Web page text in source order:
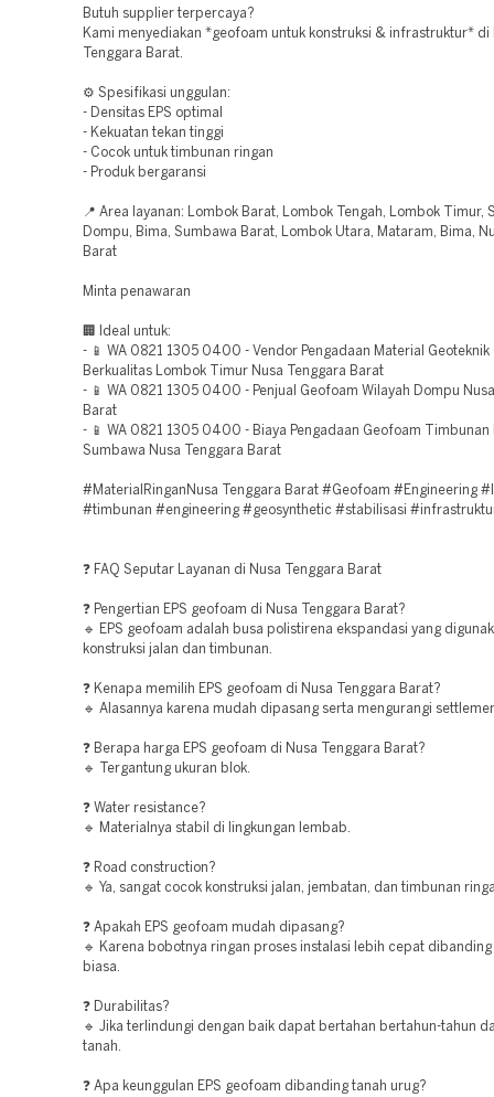
Butuh supplier terpercaya?
Kami menyediakan *geofoam untuk konstruksi & infrastruktur* di
Tenggara Barat.
⚙️ Spesifikasi unggulan:
- Densitas EPS optimal
- Kekuatan tekan tinggi
- Cocok untuk timbunan ringan
- Produk bergaransi
📍 Area layanan: Lombok Barat, Lombok Tengah, Lombok Timur,
Dompu, Bima, Sumbawa Barat, Lombok Utara, Mataram, Bima,
Barat
Minta penawaran
🏢 Ideal untuk:
- 📱 WA 0821 1305 0400 - Vendor Pengadaan Material Geoteknik
Berkualitas Lombok Timur Nusa Tenggara Barat
- 📱 WA 0821 1305 0400 - Penjual Geofoam Wilayah Dompu
Barat
- 📱 WA 0821 1305 0400 - Biaya Pengadaan Geofoam Timbunan
Sumbawa Nusa Tenggara Barat
#MaterialRinganNusa Tenggara Barat #Geofoam #Engineering
#timbunan #engineering #geosynthetic #stabilisasi
❓ FAQ Seputar Layanan di Nusa Tenggara Barat
❓ Pengertian EPS geofoam di Nusa Tenggara Barat?
🔹 EPS geofoam adalah busa polistirena ekspandasi yang
konstruksi jalan dan timbunan.
❓ Kenapa memilih EPS geofoam di Nusa Tenggara Barat?
🔹 Alasannya karena mudah dipasang serta mengurangi
❓ Berapa harga EPS geofoam di Nusa Tenggara Barat?
🔹 Tergantung ukuran blok.
❓ Water resistance?
🔹 Materialnya stabil di lingkungan lembab.
❓ Road construction?
🔹 Ya, sangat cocok konstruksi jalan, jembatan, dan timbunan
❓ Apakah EPS geofoam mudah dipasang?
🔹 Karena bobotnya ringan proses instalasi lebih cepat
biasa.
❓ Durabilitas?
🔹 Jika terlindungi dengan baik dapat bertahan bertahun-tahun
tanah.
❓ Apa keunggulan EPS geofoam dibanding tanah urug?